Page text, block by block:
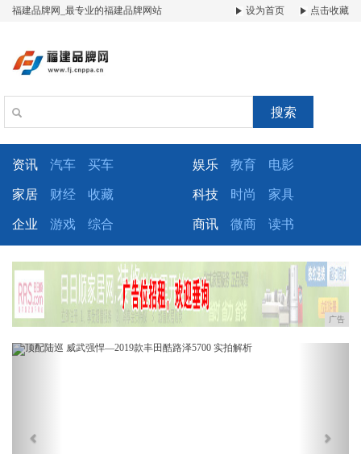
福建品牌网_最专业的福建品牌网站 设为首页 点击收藏
搜索
资讯 汽车 买车 娱乐 教育 电影
家居 财经 收藏 科技 时尚 家具
企业 游戏 综合 商讯 微商 读书
广告
Previous